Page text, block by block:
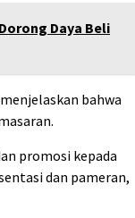
Daya Beli
bahwa
promosi kepada
dan pameran,